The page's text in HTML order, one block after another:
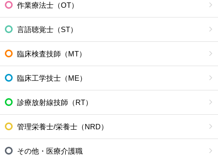
作業療法士（OT）
言語聴覚士（ST）
臨床検査技師（MT）
臨床工学技士（ME）
診療放射線技師（RT）
管理栄養士/栄養士（NRD）
その他・医療介護職